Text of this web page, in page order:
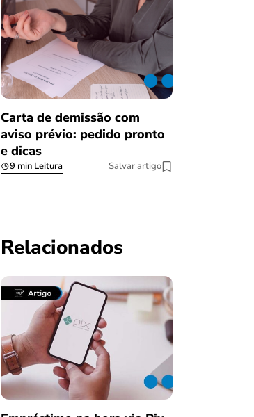
Carta de demissão com
aviso prévio: pedido pronto
e dicas
9 min Leitura Salvar artigo
Relacionados